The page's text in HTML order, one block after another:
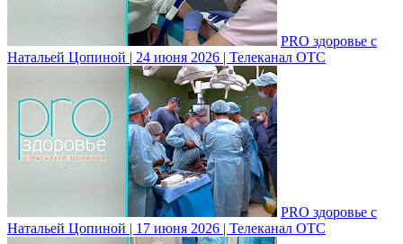
PRO здоровье с
Натальей Цопиной | 24 июня 2026 | Телеканал ОТС
PRO здоровье с
Натальей Цопиной | 17 июня 2026 | Телеканал ОТС